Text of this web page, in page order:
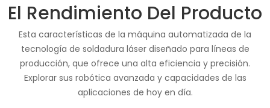
El Rendimiento Del Producto
Esta características de la máquina automatizada de la
tecnología de soldadura láser diseñado para líneas de
producción, que ofrece una alta eficiencia y precisión.
Explorar sus robótica avanzada y capacidades de las
aplicaciones de hoy en día.